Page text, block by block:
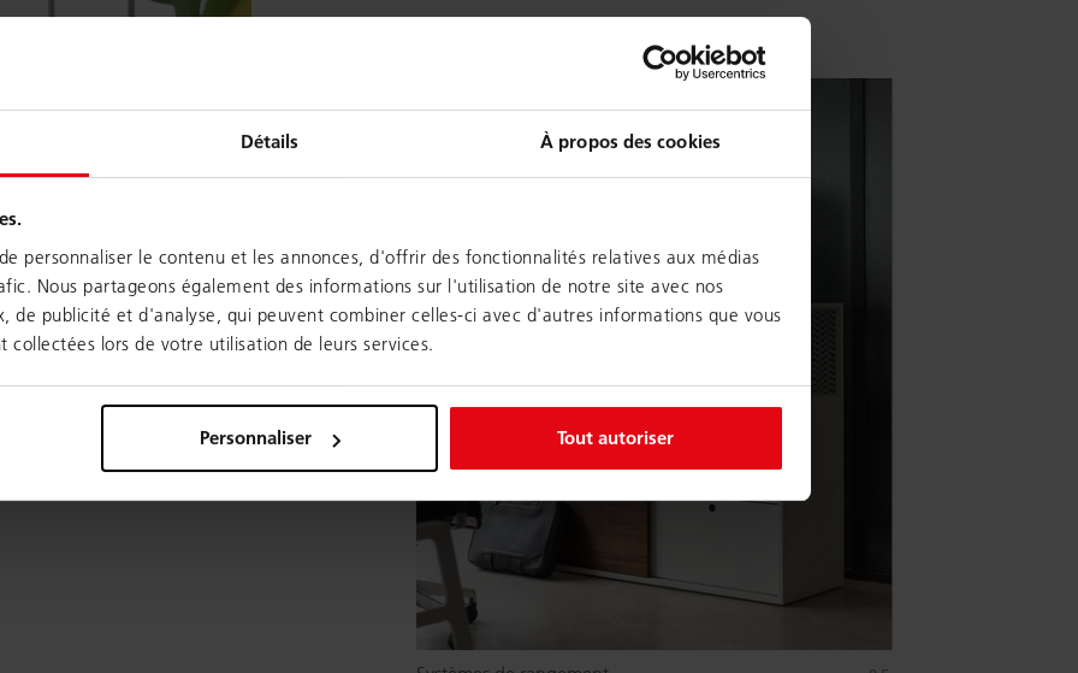
Détails À propos des cookies
personnaliser le contenu et les annonces, d'offrir des fonctionnalités relatives aux médias
Nous partageons également des informations sur l'utilisation de notre site avec nos
de publicité et d'analyse, qui peuvent combiner celles-ci avec d'autres informations que vous
collectées lors de votre utilisation de leurs services.
Personnaliser Tout autoriser